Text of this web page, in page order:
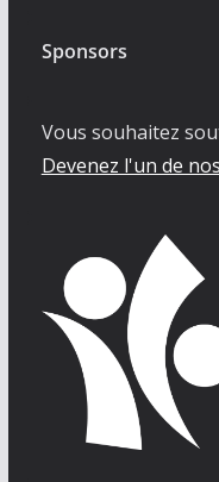
Sponsors
Vous souhaitez
Devenez l'un de